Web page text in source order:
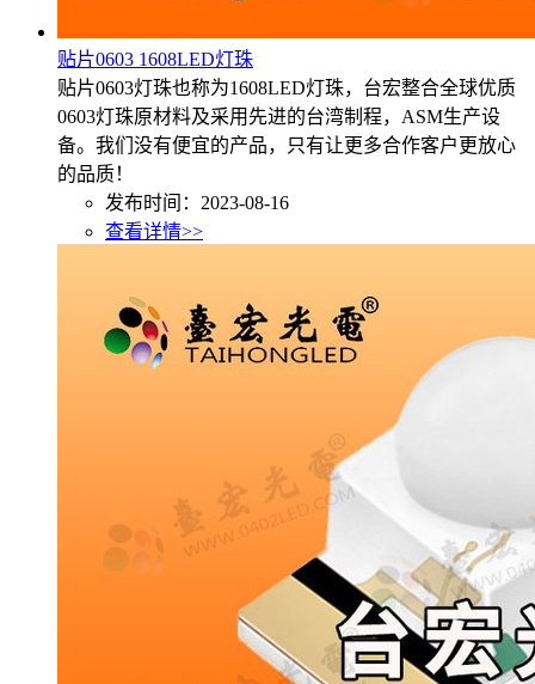
贴片0603 1608LED灯珠
贴片0603灯珠也称为1608LED灯珠，台宏整合全球优质
0603灯珠原材料及采用先进的台湾制程，ASM生产设
备。我们没有便宜的产品，只有让更多合作客户更放心
的品质！
发布时间：2023-08-16
查看详情>>